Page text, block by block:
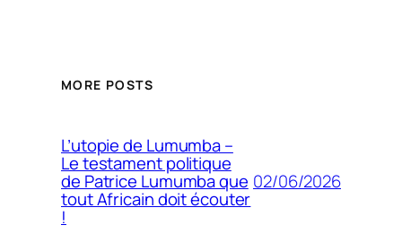
MORE POSTS
L’utopie de Lumumba –
Le testament politique
de Patrice Lumumba que
tout Africain doit écouter
!
02/06/2026